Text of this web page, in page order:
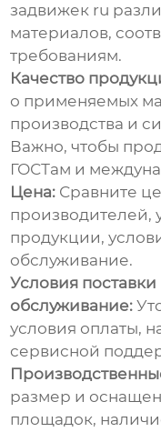
задвижек ru
материалов,
требованиям.
Качество
о применяемых
производства и
Важно, чтобы
ГОСТам и
Цена: Сравните
производителей,
продукции,
обслуживание.
Условия
обслуживание:
условия оплаты,
сервисной
размер и
площадок,